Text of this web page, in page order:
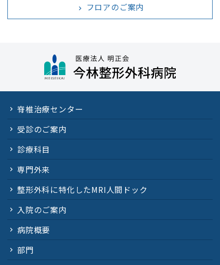
chevron_right フロアのご案内
脊椎治療センター
受診のご案内
診療科目
専門外来
整形外科に特化したMRI人間ドック
入院のご案内
病院概要
部門